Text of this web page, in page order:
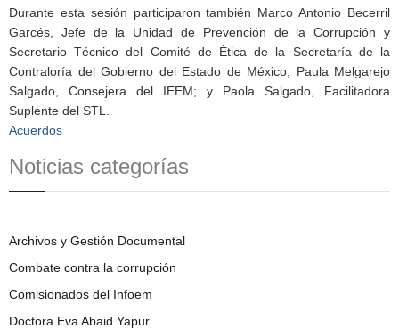
Durante esta sesión participaron también Marco Antonio Becerril
Garcés, Jefe de la Unidad de Prevención de la Corrupción y
Secretario Técnico del Comité de Ética de la Secretaría de la
Contraloría del Gobierno del Estado de México; Paula Melgarejo
Salgado, Consejera del IEEM; y Paola Salgado, Facilitadora
Suplente del STL.
Acuerdos
Noticias categorías
Archivos y Gestión Documental
Combate contra la corrupción
Comisionados del Infoem
Doctora Eva Abaid Yapur